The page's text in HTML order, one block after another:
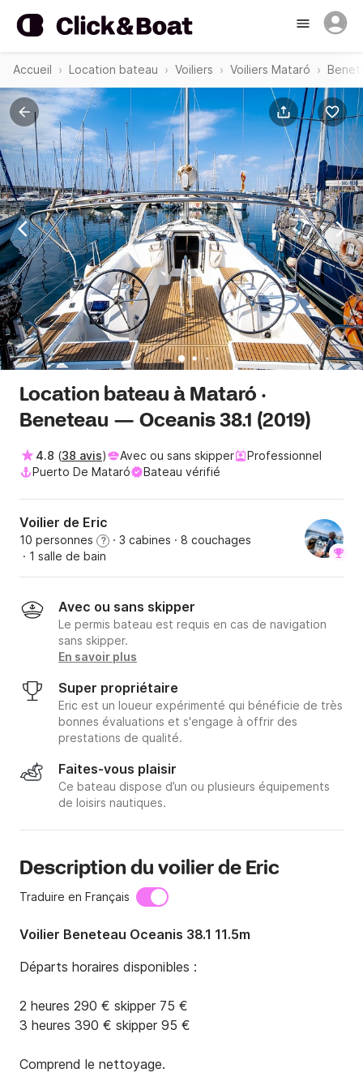
Accueil Location bateau Voiliers Voiliers Mataró
Location bateau à Mataró ·
Beneteau — Oceanis 38.1 (2019)
4.8 (38 avis) Avec ou sans skipper
Professionnel
Puerto De Mataró
Bateau vérifié
Voilier de Eric
10 personnes ? · 3 cabines · 8 couchages
· 1 salle de bain
Avec ou sans skipper
Le permis bateau est requis en cas de navigation
sans skipper.
En savoir plus
Super propriétaire
Eric est un loueur expérimenté qui bénéficie de très
bonnes évaluations et s'engage à offrir des
prestations de qualité.
Faites-vous plaisir
Ce bateau dispose d’un ou plusieurs équipements
de loisirs nautiques.
Description du voilier de Eric
Traduire en Français
Voilier Beneteau Oceanis 38.1 11.5m
Départs horaires disponibles :
2 heures 290 € skipper 75 €
3 heures 390 € skipper 95 €
Comprend le nettoyage.